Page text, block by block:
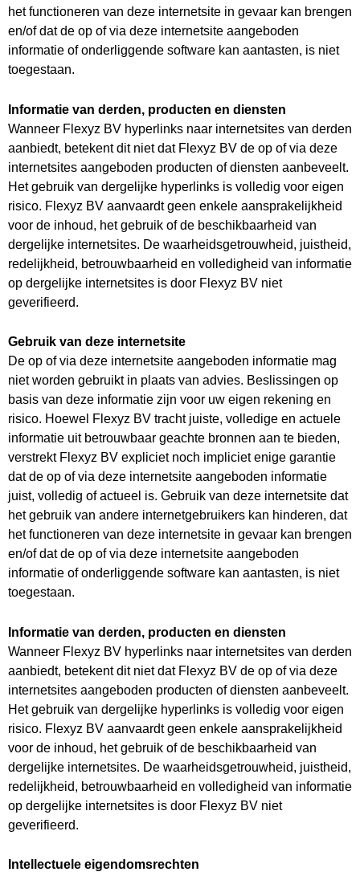
het functioneren van deze internetsite in gevaar kan brengen
en/of dat de op of via deze internetsite aangeboden
informatie of onderliggende software kan aantasten, is niet
toegestaan.
Informatie van derden, producten en diensten
Wanneer Flexyz BV hyperlinks naar internetsites van derden
aanbiedt, betekent dit niet dat Flexyz BV de op of via deze
internetsites aangeboden producten of diensten aanbeveelt.
Het gebruik van dergelijke hyperlinks is volledig voor eigen
risico. Flexyz BV aanvaardt geen enkele aansprakelijkheid
voor de inhoud, het gebruik of de beschikbaarheid van
dergelijke internetsites. De waarheidsgetrouwheid, juistheid,
redelijkheid, betrouwbaarheid en volledigheid van informatie
op dergelijke internetsites is door Flexyz BV niet
geverifieerd.
Gebruik van deze internetsite
De op of via deze internetsite aangeboden informatie mag
niet worden gebruikt in plaats van advies. Beslissingen op
basis van deze informatie zijn voor uw eigen rekening en
risico. Hoewel Flexyz BV tracht juiste, volledige en actuele
informatie uit betrouwbaar geachte bronnen aan te bieden,
verstrekt Flexyz BV expliciet noch impliciet enige garantie
dat de op of via deze internetsite aangeboden informatie
juist, volledig of actueel is. Gebruik van deze internetsite dat
het gebruik van andere internetgebruikers kan hinderen, dat
het functioneren van deze internetsite in gevaar kan brengen
en/of dat de op of via deze internetsite aangeboden
informatie of onderliggende software kan aantasten, is niet
toegestaan.
Informatie van derden, producten en diensten
Wanneer Flexyz BV hyperlinks naar internetsites van derden
aanbiedt, betekent dit niet dat Flexyz BV de op of via deze
internetsites aangeboden producten of diensten aanbeveelt.
Het gebruik van dergelijke hyperlinks is volledig voor eigen
risico. Flexyz BV aanvaardt geen enkele aansprakelijkheid
voor de inhoud, het gebruik of de beschikbaarheid van
dergelijke internetsites. De waarheidsgetrouwheid, juistheid,
redelijkheid, betrouwbaarheid en volledigheid van informatie
op dergelijke internetsites is door Flexyz BV niet
geverifieerd.
Intellectuele eigendomsrechten